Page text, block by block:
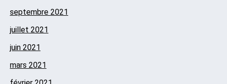
septembre 2021
juillet 2021
juin 2021
mars 2021